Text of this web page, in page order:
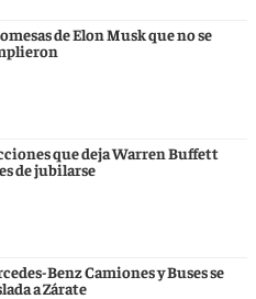
de Elon Musk que no se
que deja Warren Buffett
de jubilarse
Benz Camiones y Buses se
a Zárate